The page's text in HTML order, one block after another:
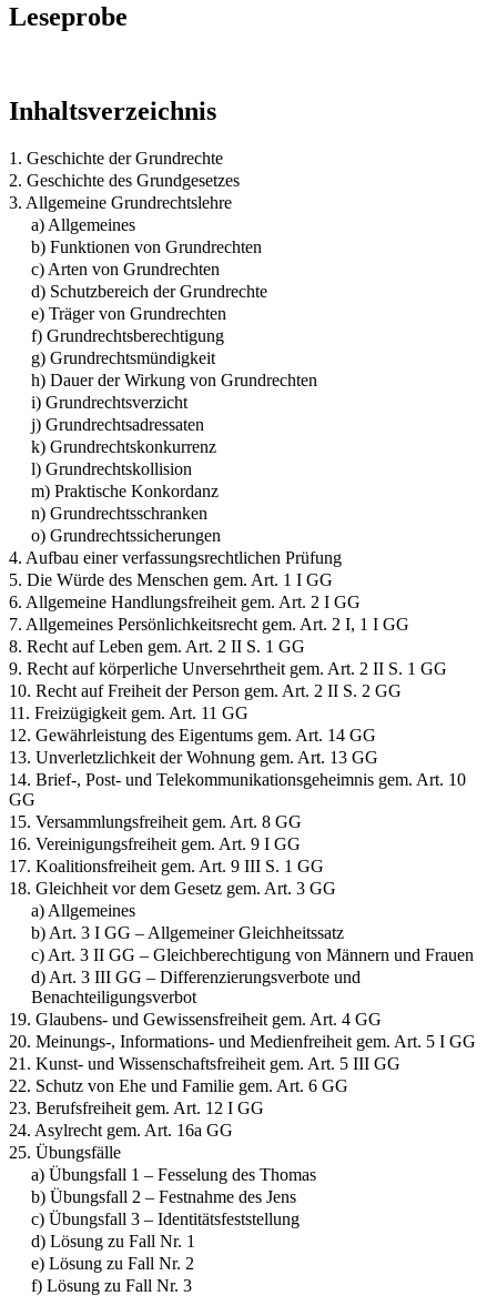
Leseprobe
Inhaltsverzeichnis
1. Geschichte der Grundrechte
2. Geschichte des Grundgesetzes
3. Allgemeine Grundrechtslehre
a) Allgemeines
b) Funktionen von Grundrechten
c) Arten von Grundrechten
d) Schutzbereich der Grundrechte
e) Träger von Grundrechten
f) Grundrechtsberechtigung
g) Grundrechtsmündigkeit
h) Dauer der Wirkung von Grundrechten
i) Grundrechtsverzicht
j) Grundrechtsadressaten
k) Grundrechtskonkurrenz
l) Grundrechtskollision
m) Praktische Konkordanz
n) Grundrechtsschranken
o) Grundrechtssicherungen
4. Aufbau einer verfassungsrechtlichen Prüfung
5. Die Würde des Menschen gem. Art. 1 I GG
6. Allgemeine Handlungsfreiheit gem. Art. 2 I GG
7. Allgemeines Persönlichkeitsrecht gem. Art. 2 I, 1 I GG
8. Recht auf Leben gem. Art. 2 II S. 1 GG
9. Recht auf körperliche Unversehrtheit gem. Art. 2 II S. 1 GG
10. Recht auf Freiheit der Person gem. Art. 2 II S. 2 GG
11. Freizügigkeit gem. Art. 11 GG
12. Gewährleistung des Eigentums gem. Art. 14 GG
13. Unverletzlichkeit der Wohnung gem. Art. 13 GG
14. Brief-, Post- und Telekommunikationsgeheimnis gem. Art. 10
GG
15. Versammlungsfreiheit gem. Art. 8 GG
16. Vereinigungsfreiheit gem. Art. 9 I GG
17. Koalitionsfreiheit gem. Art. 9 III S. 1 GG
18. Gleichheit vor dem Gesetz gem. Art. 3 GG
a) Allgemeines
b) Art. 3 I GG – Allgemeiner Gleichheitssatz
c) Art. 3 II GG – Gleichberechtigung von Männern und Frauen
d) Art. 3 III GG – Differenzierungsverbote und
Benachteiligungsverbot
19. Glaubens- und Gewissensfreiheit gem. Art. 4 GG
20. Meinungs-, Informations- und Medienfreiheit gem. Art. 5 I GG
21. Kunst- und Wissenschaftsfreiheit gem. Art. 5 III GG
22. Schutz von Ehe und Familie gem. Art. 6 GG
23. Berufsfreiheit gem. Art. 12 I GG
24. Asylrecht gem. Art. 16a GG
25. Übungsfälle
a) Übungsfall 1 – Fesselung des Thomas
b) Übungsfall 2 – Festnahme des Jens
c) Übungsfall 3 – Identitätsfeststellung
d) Lösung zu Fall Nr. 1
e) Lösung zu Fall Nr. 2
f) Lösung zu Fall Nr. 3